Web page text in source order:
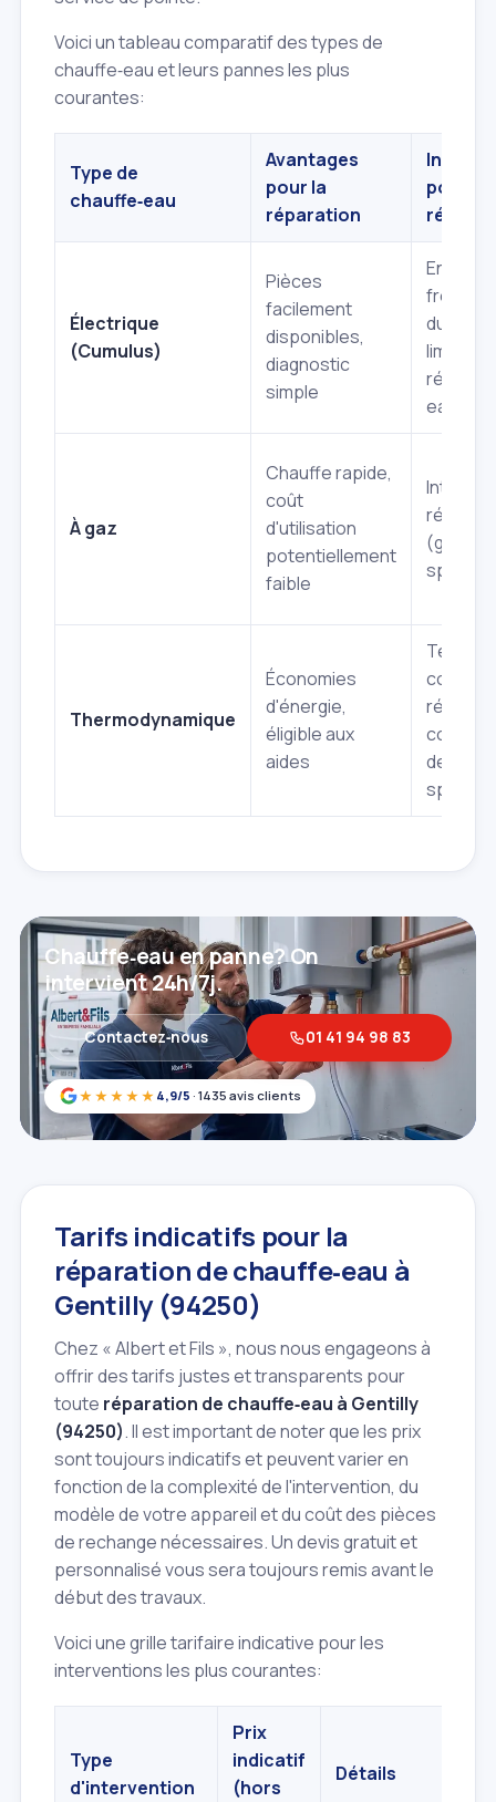
Voici un tableau comparatif des types de
chauffe‑eau et leurs pannes les plus
courantes:
Type de
chauffe‑eau
Avantages
pour la
réparation
pour la
Électrique
(Cumulus)
Pièces
facilement
disponibles,
diagnostic
simple
durée
limitée
eau
À gaz
Chauffe rapide,
coût
d'utilisation
potentiellement
faible
(gaz),
Thermodynamique
Économies
d'énergie,
éligible aux
aides
de
★★★★★ 4,9/5 · 1435 avis clients
Chauffe‑eau en panne? On
intervient 24h/7j.
Contactez‑nous 01 41 94 98 83
Tarifs indicatifs pour la
réparation de chauffe‑eau à
Gentilly (94250)
Chez « Albert et Fils », nous nous engageons à
offrir des tarifs justes et transparents pour
toute réparation de chauffe‑eau à Gentilly
(94250). Il est important de noter que les prix
sont toujours indicatifs et peuvent varier en
fonction de la complexité de l'intervention, du
modèle de votre appareil et du coût des pièces
de rechange nécessaires. Un devis gratuit et
personnalisé vous sera toujours remis avant le
début des travaux.
Voici une grille tarifaire indicative pour les
interventions les plus courantes:
Type
d'intervention
Prix
indicatif
(hors
Détails